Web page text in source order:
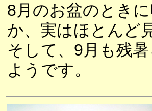
8月のお盆のとき
か、実はほとんど
そして、9月も残
ようです。